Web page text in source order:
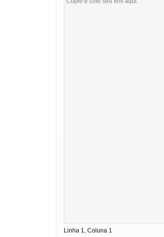
Linha 1, Coluna 1